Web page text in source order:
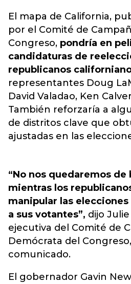
El mapa de California,
por el Comité de
Congreso, pondría en
candidaturas de
republicanos
representantes Doug
David Valadao, Ken
También reforzaría a
de distritos clave que
ajustadas en las
“No nos quedaremos de
mientras los
manipular las
a sus votantes”, dijo
ejecutiva del Comité de
Demócrata del
comunicado.
El gobernador Gavin